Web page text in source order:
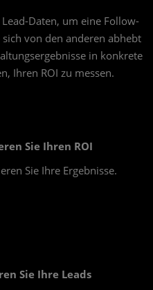
Daten, um eine Follow-
von den anderen abhebt
in konkrete
Ihren ROI zu messen.
Sie Ihren ROI
Sie Ihre Ergebnisse.
Sie Ihre Leads